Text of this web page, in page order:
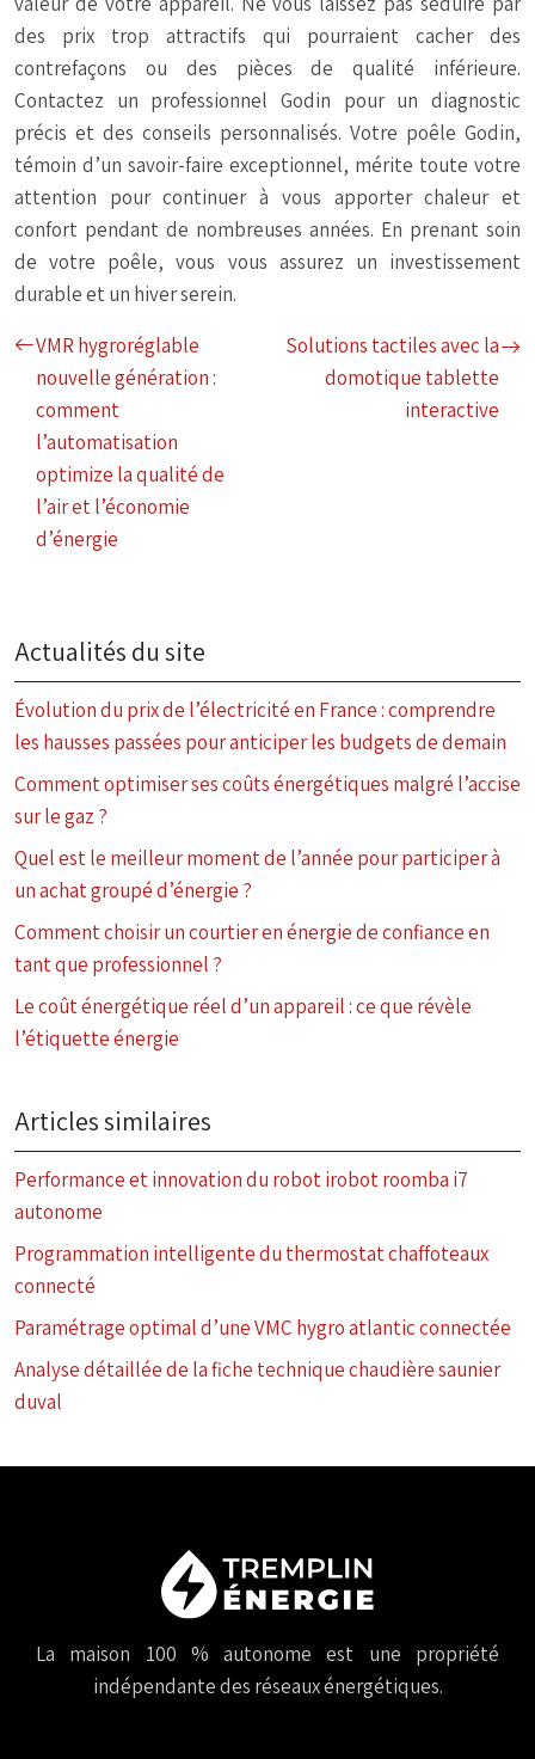
des prix trop attractifs qui pourraient cacher des
contrefaçons ou des pièces de qualité inférieure.
Contactez un professionnel Godin pour un diagnostic
précis et des conseils personnalisés. Votre poêle Godin,
témoin d’un savoir-faire exceptionnel, mérite toute votre
attention pour continuer à vous apporter chaleur et
confort pendant de nombreuses années. En prenant soin
de votre poêle, vous vous assurez un investissement
durable et un hiver serein.
VMR hygroréglable
nouvelle génération :
comment
l’automatisation
optimize la qualité de
l’air et l’économie
d’énergie
Solutions tactiles avec la
domotique tablette
interactive
Actualités du site
Évolution du prix de l’électricité en France : comprendre
les hausses passées pour anticiper les budgets de demain
Comment optimiser ses coûts énergétiques malgré l’accise
sur le gaz ?
Quel est le meilleur moment de l’année pour participer à
un achat groupé d’énergie ?
Comment choisir un courtier en énergie de confiance en
tant que professionnel ?
Le coût énergétique réel d’un appareil : ce que révèle
l’étiquette énergie
Articles similaires
Performance et innovation du robot irobot roomba i7
autonome
Programmation intelligente du thermostat chaffoteaux
connecté
Paramétrage optimal d’une VMC hygro atlantic connectée
Analyse détaillée de la fiche technique chaudière saunier
duval
La maison 100 % autonome est une propriété
indépendante des réseaux énergétiques.